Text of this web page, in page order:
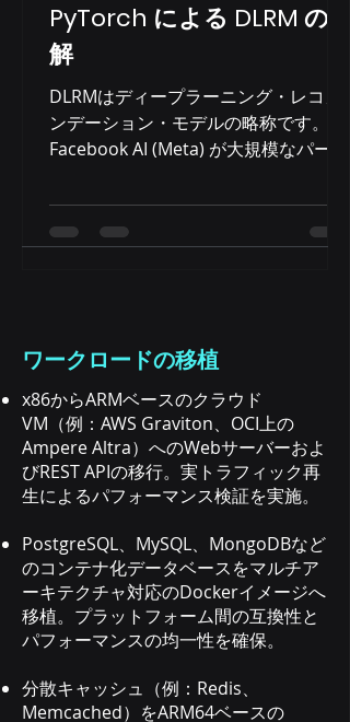
ステムを迅速に理解し、データセンタ
ー運用における連携を確立し、ソリュ
ーションを開発する能力は、競合他社
との差別化要因となっています。この
専門知識と、適応力、そして学ぶ姿勢
が相まって、契約を獲得し、お客様の
続にとって極めて重要な業務を担うこ
とができました。 初期学習曲線: SRE
PyTorch による DLRM の理
解
DLRMはディープラーニング・レコメ
ンデーション・モデルの略称です。
Facebook AI (Meta) が大規模なパーソ
ステム向けに開発したニューラルネッ
トワークアーキテクチャです。DLRM
は、 パーソナライズされたレコメンデ
ー率 (CTR) の予測とランキングタスク
イン広告、電子商取引の推奨、ソーシ
ャル メディア フィードのランキン
グ、ストリーミング サービス、オンラ
イン マーケットプレイス、クラシファ
インストール オプション: git と
python を使用してオリジナルの
Facebook DLRM (PyTorch) をインス
トールします。 TorchRec を使用して
DLRM をインストールする NVIDIA
DLRM をインストールする (CPU のみ
ワークロードの移植
x86からARMベースのクラウド
VM（例：AWS Graviton、OCI上の
Ampere Altra）へのWebサーバーおよ
びREST APIの移行。実トラフィック再
生によるパフォーマンス検証を実施。
PostgreSQL、MySQL、MongoDBなど
のコンテナ化データベースをマルチア
ーキテクチャ対応のDockerイメージへ
移植。プラットフォーム間の互換性と
パフォーマンスの均一性を確保。
分散キャッシュ（例：Redis、
Memcached）をARM64ベースの